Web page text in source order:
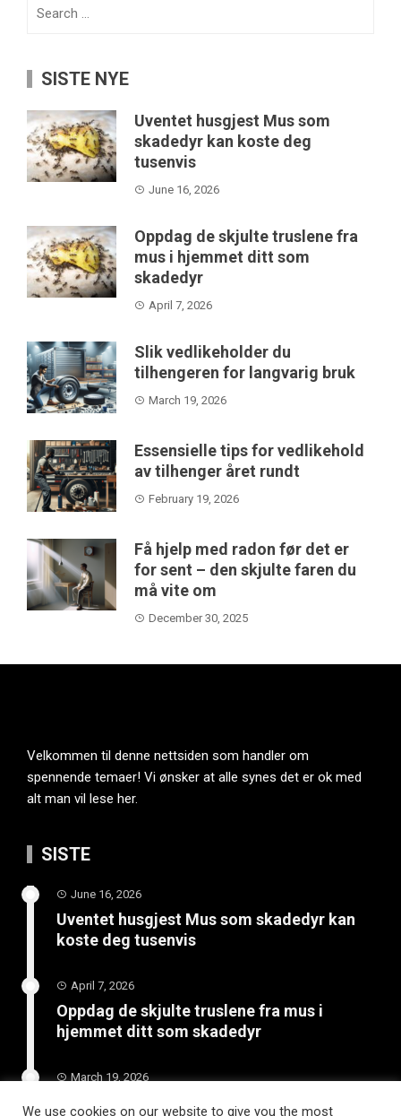
SISTE NYE
Uventet husgjest Mus som
skadedyr kan koste deg
tusenvis
June 16, 2026
Oppdag de skjulte truslene fra
mus i hjemmet ditt som
skadedyr
April 7, 2026
Slik vedlikeholder du
tilhengeren for langvarig bruk
March 19, 2026
Essensielle tips for vedlikehold
av tilhenger året rundt
February 19, 2026
Få hjelp med radon før det er
for sent – den skjulte faren du
må vite om
December 30, 2025
Velkommen til denne nettsiden som handler om
spennende temaer! Vi ønsker at alle synes det er ok med
alt man vil lese her.
SISTE
June 16, 2026
Uventet husgjest Mus som skadedyr kan
koste deg tusenvis
April 7, 2026
Oppdag de skjulte truslene fra mus i
hjemmet ditt som skadedyr
March 19, 2026
Slik vedlikeholder du tilhengeren for
We use cookies on our website to give you the most